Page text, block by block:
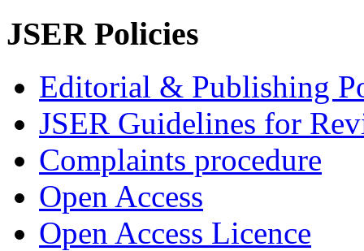
JSER Policies
Editorial & Publishing
JSER Guidelines for
Complaints procedure
Open Access
Open Access Licence